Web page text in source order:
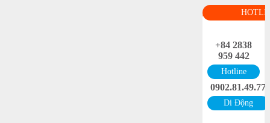
+84 2838
959 442
Hotline
0902.81.49.77
Di Động